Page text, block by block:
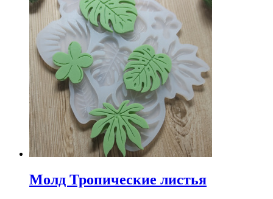
Молд Тропические листья